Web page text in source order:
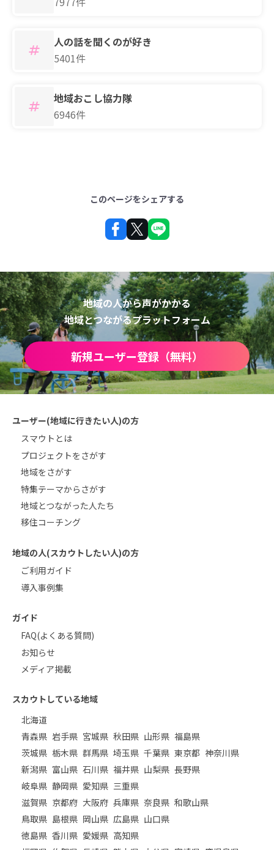
人の話を聞くのが好き
5401件
地域おこし協力隊
6946件
このページをシェアする
地域の人から声がかかる
地域とつながるプラットフォーム
新規ユーザー登録（無料）
ユーザー(地域に行きたい人)の方
スマウトとは
プロジェクトをさがす
地域をさがす
特集テーマからさがす
地域とつながった人たち
移住コーチング
地域の人(スカウトしたい人)の方
ご利用ガイド
導入事例集
ガイド
FAQ(よくある質問)
お知らせ
メディア掲載
スカウトしている地域
北海道
青森県 岩手県 宮城県 秋田県 山形県 福島県
茨城県 栃木県 群馬県 埼玉県 千葉県 東京都 神奈川県
新潟県 富山県 石川県 福井県 山梨県 長野県
岐阜県 静岡県 愛知県 三重県
滋賀県 京都府 大阪府 兵庫県 奈良県 和歌山県
鳥取県 島根県 岡山県 広島県 山口県
徳島県 香川県 愛媛県 高知県